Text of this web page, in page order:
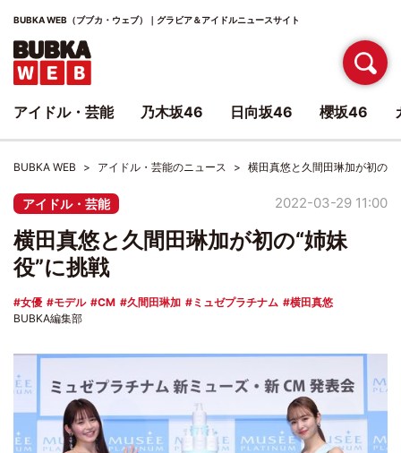
BUBKA WEB（ブブカ・ウェブ）｜グラビア＆アイドルニュースサイト
BUBKA WEB アイドル・芸能のニュース 横田真悠と久間田琳加が初の“
アイドル・芸能 2022-03-29 11:00
横田真悠と久間田琳加が初の“姉妹
役”に挑戦
女優 モデル CM 久間田琳加 ミュゼプラチナム
横田真悠
BUBKA編集部
アイドル・芸能 乃木坂46 日向坂46 櫻坂46